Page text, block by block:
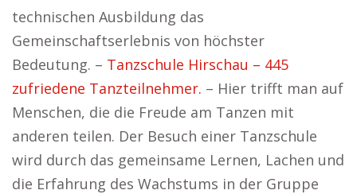
technischen Ausbildung das
Gemeinschaftserlebnis von höchster
Bedeutung. – Tanzschule Hirschau – 445
zufriedene Tanzteilnehmer. – Hier trifft man auf
Menschen, die die Freude am Tanzen mit
anderen teilen. Der Besuch einer Tanzschule
wird durch das gemeinsame Lernen, Lachen und
die Erfahrung des Wachstums in der Gruppe